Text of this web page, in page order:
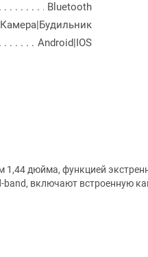
Bluetooth
Камера|Будильник
Android|IOS
дюйма, функцией
band, включают встроенную